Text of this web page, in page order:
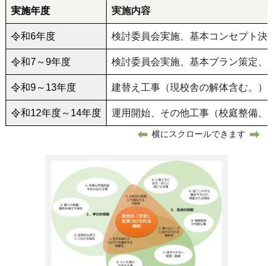
実施年度
実施内容
令和6年度 検討委員会実施、基本コンセプト決
令和7～9年度 検討委員会実施、基本プラン策定、
令和9～13年度 建替え工事（現校舎の解体含む。）
令和12年度～14年度 運用開始、その他工事（校庭整備、
横にスクロールできます